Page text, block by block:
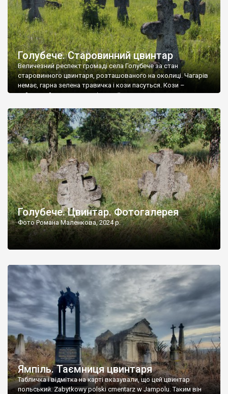
Голубече. Старовинний цвинтар
Величезний респект громаді села Голубече за стан
старовинного цвинтаря, розташованого на околиці. Чагарів
немає, гарна зелена травичка і кози пасуться. Кози –
найкращий регулятор шкідливої, для старих кладовищ,
бруньками, кози ті бруньки обгризають, бо то улюблений
делікатес. На цвинтарі у Голубечому ціла колекція
різноманітних форм хрестів. Село відносно невелике, […]
Голубече. Цвинтар. Фотогалерея
Фото Романа Маленкова, 2024 р.
Ямпіль. Таємниця цвинтаря
Табличка і відмітка на карті вказували, що цей цвинтар
польський. Zabytkowy polski cmentarz w Jampolu. Таким він